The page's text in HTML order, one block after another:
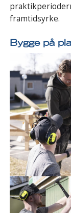
framtidsyrke.
Bygge på